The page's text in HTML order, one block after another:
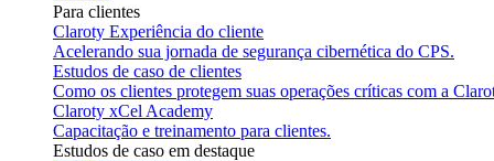
Para clientes
Claroty Experiência do cliente
Acelerando sua jornada de segurança cibernética do CPS.
Estudos de caso de clientes
Como os clientes protegem suas operações críticas com a
Claroty xCel Academy
Capacitação e treinamento para clientes.
Estudos de caso em destaque